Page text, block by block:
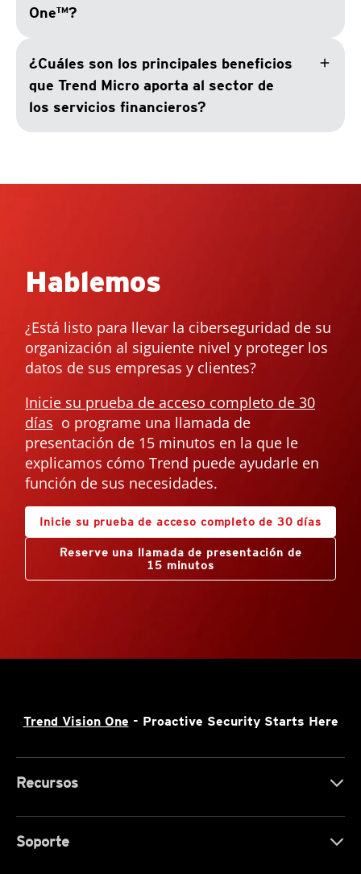
One™?
¿Cuáles son los principales beneficios
que Trend Micro aporta al sector de
los servicios financieros?
add
Hablemos
¿Está listo para llevar la ciberseguridad de su
organización al siguiente nivel y proteger los
datos de sus empresas y clientes?
Inicie su prueba de acceso completo de 30
días o programe una llamada de
presentación de 15 minutos en la que le
explicamos cómo Trend puede ayudarle en
función de sus necesidades.
Inicie su prueba de acceso completo de 30 días
Reserve una llamada de presentación de
15 minutos
Trend Vision One - Proactive Security Starts Here
Recursos
Soporte